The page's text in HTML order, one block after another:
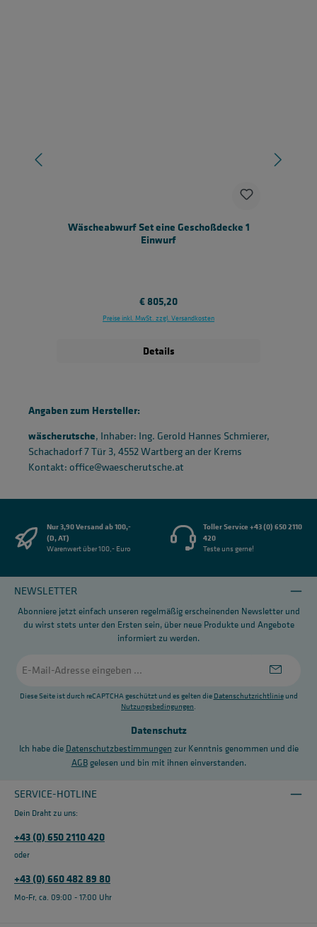
Wäscheabwurf Set eine Geschoßdecke 1
Einwurf
Regulärer Preis:
€ 805,20
Preise inkl. MwSt. zzgl. Versandkosten
Details
Angaben zum Hersteller:
wäscherutsche, Inhaber: Ing. Gerold Hannes Schmierer,
Schachadorf 7 Tür 3, 4552 Wartberg an der Krems
Kontakt: office@waescherutsche.at
Nur 3,90 Versand ab 100,-
(D, AT)
Warenwert über 100,- Euro
Toller Service +43 (0) 650 2110
420
Teste uns gerne!
NEWSLETTER
Abonniere jetzt einfach unseren regelmäßig erscheinenden Newsletter und
du wirst stets unter den Ersten sein, über neue Produkte und Angebote
informiert zu werden.
Mail-
*Diese Seite ist durch reCAPTCHA geschützt und es gelten die Datenschutzrichtlinieund
Nutzungsbedingungen.
Datenschutz
Ich habe die Datenschutzbestimmungen
zur Kenntnis genommen und die
AGBgelesen und bin mit ihnen einverstanden.
SERVICE-HOTLINE
Dein Draht zu uns:
+43 (0) 650 2110 420
oder
+43 (0) 660 482 89 80
Mo-Fr, ca. 09:00 - 17:00 Uhr